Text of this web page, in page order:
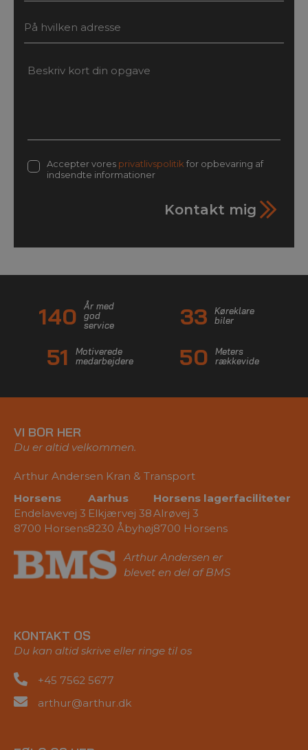
Accepter vores privatlivspolitik for opbevaring af
indsendte informationer
Kontakt mig
140
År med
god
service
33
Køreklare
biler
51
Motiverede
medarbejdere
50
Meters
rækkevide
VI BOR HER
Du er altid velkommen.
Arthur Andersen Kran & Transport
Horsens
Endelavevej 3
8700 Horsens
Aarhus
Elkjærvej 38
8230 Åbyhøj
Horsens lagerfaciliteter
Alrøvej 3
8700 Horsens
Arthur Andersen er
blevet en del af BMS
KONTAKT OS
Du kan altid skrive eller ringe til os
+45 7562 5677
arthur@arthur.dk